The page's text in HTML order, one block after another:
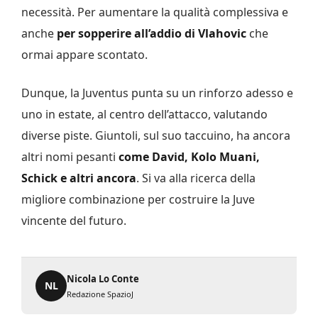
necessità. Per aumentare la qualità complessiva e
anche per sopperire all’addio di Vlahovic che
ormai appare scontato.
Dunque, la Juventus punta su un rinforzo adesso e
uno in estate, al centro dell’attacco, valutando
diverse piste. Giuntoli, sul suo taccuino, ha ancora
altri nomi pesanti come David, Kolo Muani,
Schick e altri ancora. Si va alla ricerca della
migliore combinazione per costruire la Juve
vincente del futuro.
NL
Nicola Lo Conte
Redazione SpazioJ